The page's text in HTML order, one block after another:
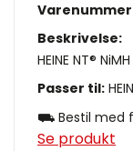
Beskrivelse:
HEINE NT®
Passer til:
⛟ Bestil med
Se produkt